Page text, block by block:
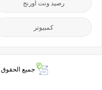
رصيد ونت اورنج
كمبيوتر
جميع